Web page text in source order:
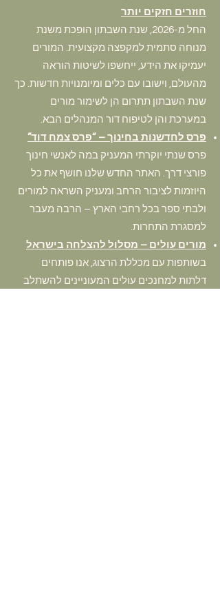
חוזרים חזקים יותר
החל מ-2026, שנת השבתון הופכת משנת
מנוחה סתמית למקפצה מקצועית. המורים
יעמיקו את הידע, ייחשפו לשיטות הוראה
מהעולם, וישובו עם כלים ומיומנויות חדשות. כך
שנת השבתון תתרום הן לשימור מורים
במערכת והן לטיפוח דור המנהלים הבא.
פרס לחדשנות בחינוך – “פרס צמח דוד”
פרס שנתי יוקרתי המעניק במה לאנשי חינוך
פורצי דרך. האתר החדש שלנו חושף את כל
היוזמות לציבור הרחב ומעניק השראה למורים
ולבתי ספר בכל רחבי הארץ – הרבה מעבר
למסגרת התחרות.
מורים עולים – מסלול להצלחה בישראל
בשותפות עם מכללת הרצוג, אנו פותחים
דלתות למחנכים עולים המעוניינים להשתלב